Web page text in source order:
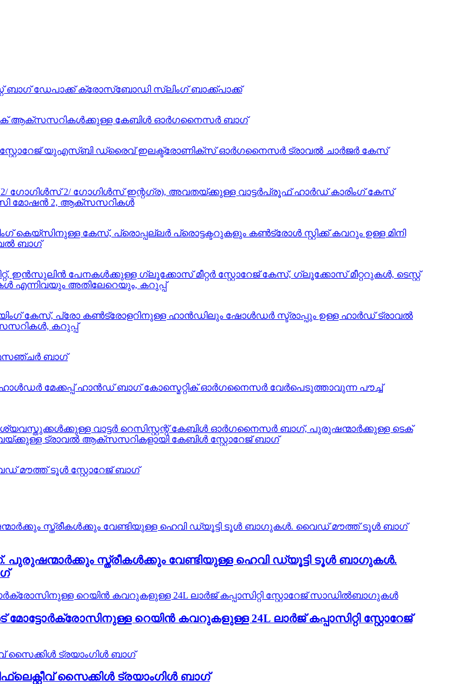
സ്ത്രീകൾക്കും വേണ്ടിയുള്ള ഹെവി ഡ്യൂട്ടി ടൂൾ ബാഗുകൾ.
റെയിൻ കവറുകളുള്ള 24L ലാർജ് കപ്പാസിറ്റി സ്റ്റോറേജ്
സൈക്കിൾ ട്രയാംഗിൾ ബാഗ്